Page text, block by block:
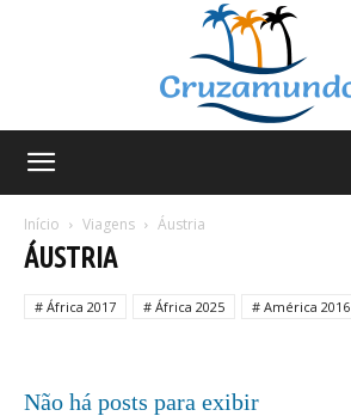
Início Viagens Áustria
ÁUSTRIA
# África 2017 # África 2025 # América 2016
Não há posts para exibir